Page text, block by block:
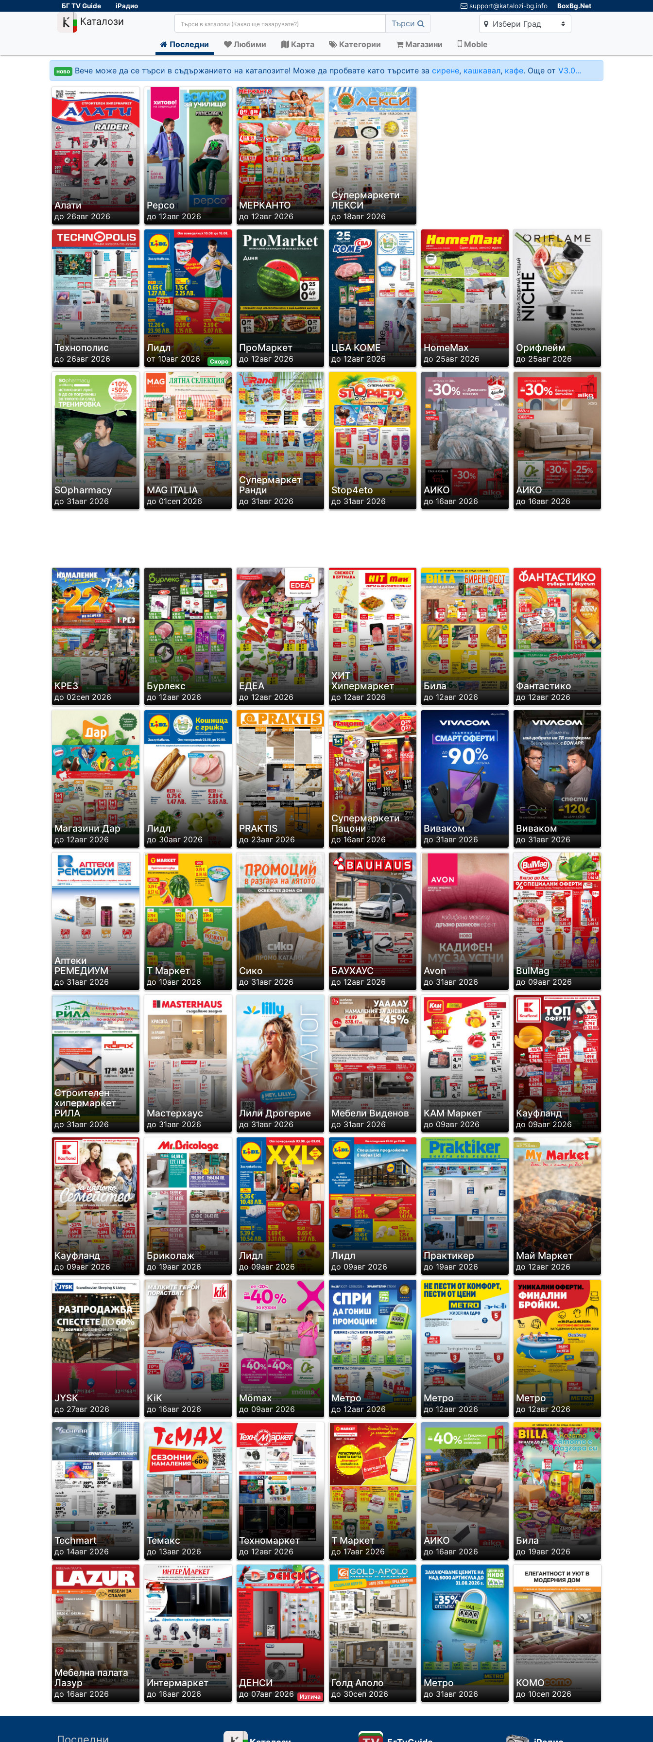
БГ TV Guide iРадио support@katalozi-bg.info BoxBg.Net
Каталози Търси Избери Град
Последни Любими Карта Категории Магазини Moble
×
ново Вече може да се търси в съдържанието на каталозите! Може да пробвате като търсите за сирене, кашкавал, кафе. Още от V3.0...
Алати
до 26авг 2026
Pepco
до 12авг 2026
МЕРКАНТО
до 12авг 2026
Супермаркети
ЛЕКСИ
до 18авг 2026
Технополис
до 26авг 2026 Скоро
Лидл
от 10авг 2026
ПроМаркет
до 12авг 2026
ЦБА КОМЕ
до 12авг 2026
HomeMax
до 25авг 2026
Орифлейм
до 25авг 2026
SОpharmacy
до 31авг 2026
MAG ITALIA
до 01сеп 2026
Супермаркет
Ранди
до 31авг 2026
Stop4eto
до 31авг 2026
АИКО
до 16авг 2026
АИКО
до 16авг 2026
КРЕЗ
до 02сеп 2026
Бурлекс
до 12авг 2026
ЕДЕА
до 12авг 2026
ХИТ
Хипермаркет
до 12авг 2026
Била
до 12авг 2026
Фантастико
до 12авг 2026
Магазини Дар
до 12авг 2026
Лидл
до 30авг 2026
PRAKTIS
до 23авг 2026
Супермаркети
Пацони
до 16авг 2026
Виваком
до 31авг 2026
Виваком
до 31авг 2026
Аптеки
РЕМЕДИУМ
до 31авг 2026
Т Маркет
до 10авг 2026
Сико
до 31авг 2026
БАУХАУС
до 12авг 2026
Avon
до 31авг 2026
BulMag
до 09авг 2026
Строителен
хипермаркет
РИЛА
до 31авг 2026
Мастерхаус
до 31авг 2026
Лили Дрогерие
до 31авг 2026
Мебели Виденов
до 31авг 2026
КАМ Маркет
до 09авг 2026
Кауфланд
до 09авг 2026
Кауфланд
до 09авг 2026
Бриколаж
до 19авг 2026
Лидл
до 09авг 2026
Лидл
до 09авг 2026
Практикер
до 19авг 2026
Май Маркет
до 12авг 2026
JYSK
до 27авг 2026
KiK
до 16авг 2026
Mömax
до 09авг 2026
Метро
до 12авг 2026
Метро
до 12авг 2026
Метро
до 12авг 2026
Techmart
до 14авг 2026
Темакс
до 13авг 2026
Техномаркет
до 12авг 2026
Т Маркет
до 17авг 2026
АИКО
до 16авг 2026
Била
до 19авг 2026
Мебелна палата
Лазур
до 16авг 2026
Интермаркет
до 16авг 2026 Изтича
ДЕНСИ
до 07авг 2026
Голд Аполо
до 30сеп 2026
Метро
до 31авг 2026
КОМО
до 10сеп 2026